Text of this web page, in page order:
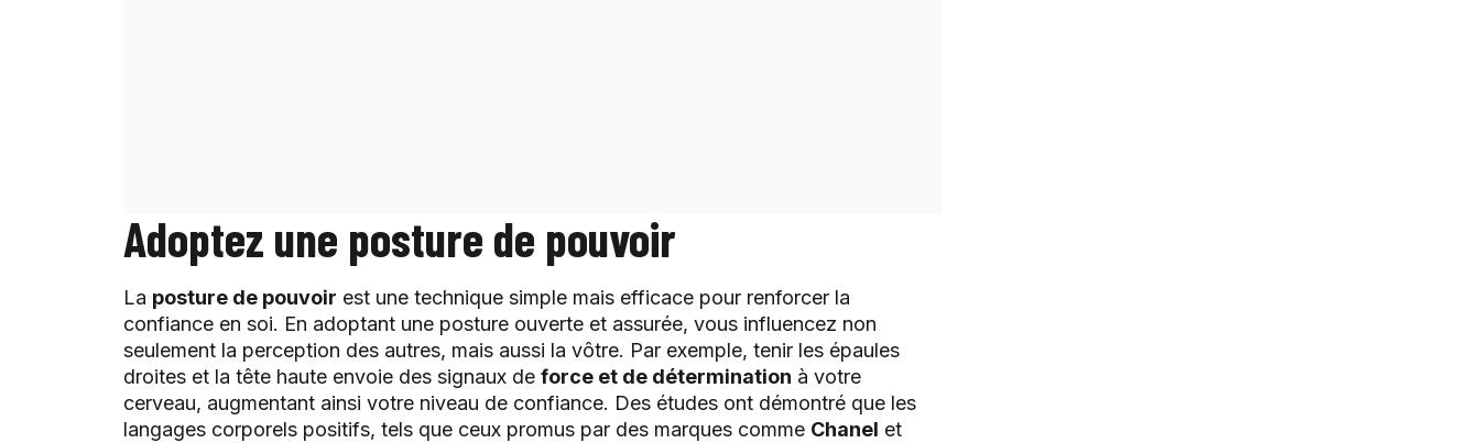
Adoptez une posture de pouvoir
La posture de pouvoir est une technique simple mais efficace pour renforcer la
confiance en soi. En adoptant une posture ouverte et assurée, vous influencez non
seulement la perception des autres, mais aussi la vôtre. Par exemple, tenir les épaules
droites et la tête haute envoie des signaux de force et de détermination à votre
cerveau, augmentant ainsi votre niveau de confiance. Des études ont démontré que les
langages corporels positifs, tels que ceux promus par des marques comme Chanel et